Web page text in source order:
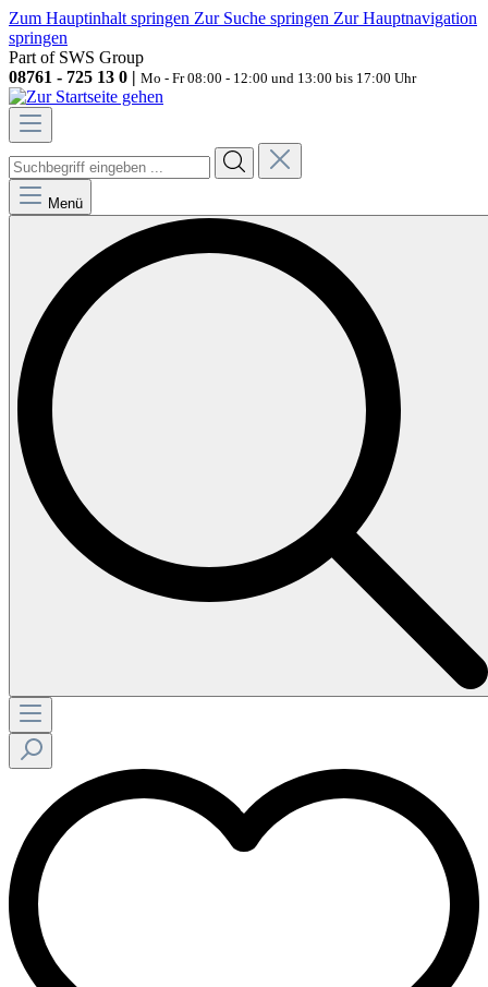
Zum Hauptinhalt springen Zur Suche springen Zur Hauptnavigation
springen
Part of SWS Group
08761 - 725 13 0 | Mo - Fr 08:00 - 12:00 und 13:00 bis 17:00 Uhr
Menü